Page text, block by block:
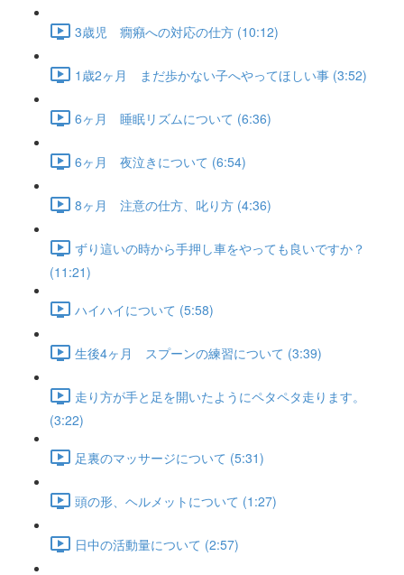
3歳児 癇癪への対応の仕方 (10:12)
1歳2ヶ月 まだ歩かない子へやってほしい事 (3:52)
6ヶ月 睡眠リズムについて (6:36)
6ヶ月 夜泣きについて (6:54)
8ヶ月 注意の仕方、叱り方 (4:36)
ずり這いの時から手押し車をやっても良いですか？
(11:21)
ハイハイについて (5:58)
生後4ヶ月 スプーンの練習について (3:39)
走り方が手と足を開いたようにペタペタ走ります。
(3:22)
足裏のマッサージについて (5:31)
頭の形、ヘルメットについて (1:27)
日中の活動量について (2:57)